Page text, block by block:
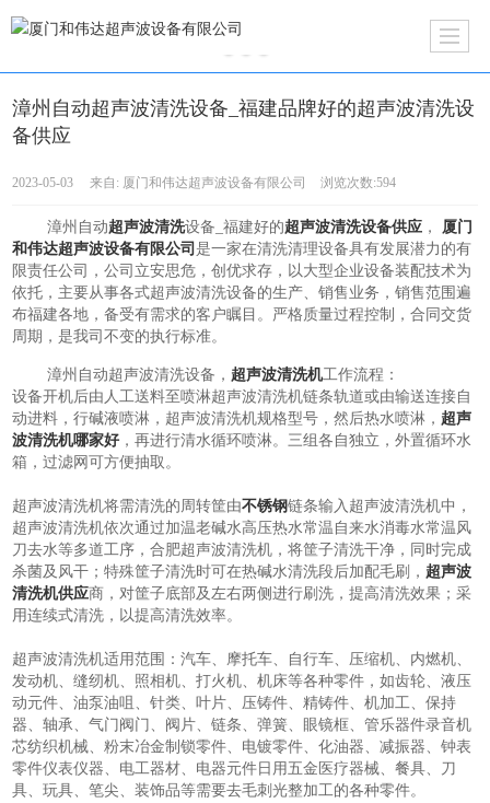
漳州自动超声波清洗设备_福建品牌好的超声波清洗设
备供应
2023-05-03 来自: 厦门和伟达超声波设备有限公司 浏览次数:594
漳州自动超声波清洗设备_福建好的超声波清洗设备供应 ， 厦门
和伟达超声波设备有限公司是一家在清洗清理设备具有发展潜力的有
限责任公司，公司立安思危，创优求存，以大型企业设备装配技术为
依托，主要从事各式超声波清洗设备的生产、销售业务，销售范围遍
布福建各地，备受有需求的客户瞩目。严格质量过程控制，合同交货
周期，是我司不变的执行标准。
漳州自动超声波清洗设备， 超声波清洗机工作流程：
设备开机后由人工送料至喷淋超声波清洗机链条轨道或由输送连接自
动进料，行碱液喷淋，超声波清洗机规格型号，然后热水喷淋， 超声
波清洗机哪家好 ，再进行清水循环喷淋。三组各自独立，外置循环水
箱，过滤网可方便抽取。
超声波清洗机将需清洗的周转筐由不锈钢链条输入超声波清洗机中，
超声波清洗机依次通过加温老碱水高压热水常温自来水消毒水常温风
刀去水等多道工序，合肥超声波清洗机，将筐子清洗干净，同时完成
杀菌及风干；特殊筐子清洗时可在热碱水清洗段后加配毛刷， 超声波
清洗机供应商，对筐子底部及左右两侧进行刷洗，提高清洗效果；采
用连续式清洗，以提高清洗效率。
超声波清洗机适用范围：汽车、摩托车、自行车、压缩机、内燃机、
发动机、缝纫机、照相机、打火机、机床等各种零件，如齿轮、液压
动元件、油泵油咀、针类、叶片、压铸件、精铸件、机加工、保持
器、轴承、气门阀门、阀片、链条、弹簧、眼镜框、管乐器件录音机
芯纺织机械、粉末冶金制锁零件、电镀零件、化油器、减振器、钟表
零件仪表仪器、电工器材、电器元件日用五金医疗器械、餐具、刀
具、玩具、笔尖、装饰品等需要去毛刺光整加工的各种零件。